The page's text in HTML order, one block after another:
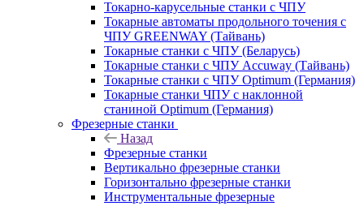
Токарно-карусельные станки с ЧПУ
Токарные автоматы продольного точения с
ЧПУ GREENWAY (Тайвань)
Токарные станки с ЧПУ (Беларусь)
Токарные станки с ЧПУ Accuway (Тайвань)
Токарные станки с ЧПУ Optimum (Германия)
Токарные станки ЧПУ с наклонной
станиной Optimum (Германия)
Фрезерные станки
Назад
Фрезерные станки
Вертикально фрезерные станки
Горизонтально фрезерные станки
Инструментальные фрезерные